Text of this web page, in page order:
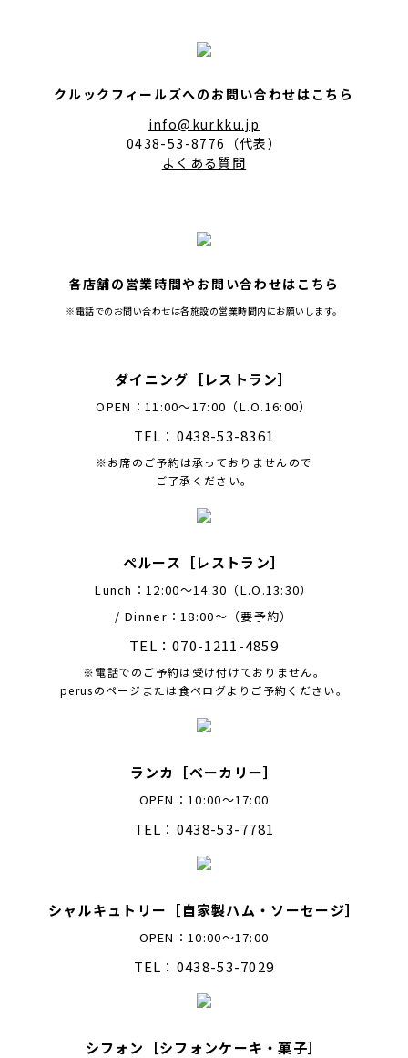
クルックフィールズへのお問い合わせはこちら
info@kurkku.jp
0438-53-8776（代表）
よくある質問
各店舗の営業時間やお問い合わせはこちら
※電話でのお問い合わせは各施設の営業時間内にお願いします。
ダイニング［レストラン］
OPEN：11:00～17:00（L.O.16:00）
TEL：0438-53-8361
※お席のご予約は承っておりませんので
ご了承ください。
ペルース［レストラン］
Lunch：12:00〜14:30（L.O.13:30）
/ Dinner：18:00〜（要予約）
TEL：070-1211-4859
※電話でのご予約は受け付けておりません。
perusのページまたは食べログよりご予約ください。
ランカ［ベーカリー］
OPEN：10:00～17:00
TEL：0438-53-7781
シャルキュトリー［自家製ハム・ソーセージ］
OPEN：10:00～17:00
TEL：0438-53-7029
シフォン［シフォンケーキ・菓子］